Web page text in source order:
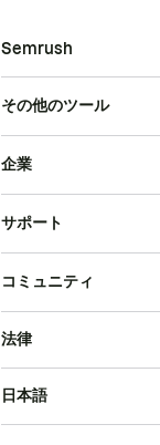
Semrush
その他のツール
企業
サポート
コミュニティ
法律
日本語